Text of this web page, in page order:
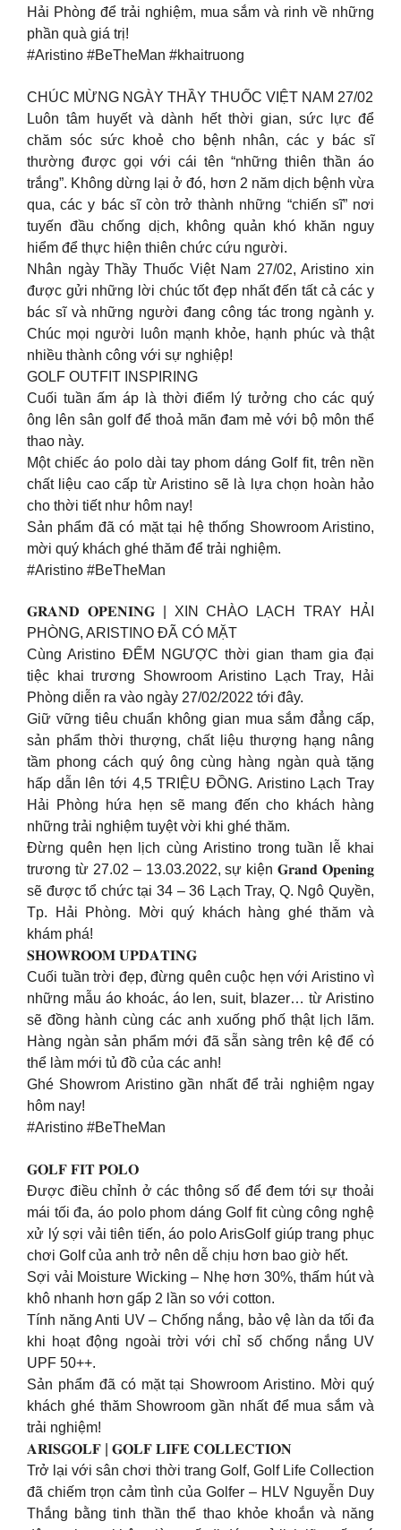
Hải Phòng để trải nghiệm, mua sắm và rinh về những
phần quà giá trị!
#Aristino #BeTheMan #khaitruong
CHÚC MỪNG NGÀY THẦY THUỐC VIỆT NAM 27/02
Luôn tâm huyết và dành hết thời gian, sức lực để
chăm sóc sức khoẻ cho bệnh nhân, các y bác sĩ
thường được gọi với cái tên “những thiên thần áo
trắng”. Không dừng lại ở đó, hơn 2 năm dịch bệnh vừa
qua, các y bác sĩ còn trở thành những “chiến sĩ” nơi
tuyến đầu chống dịch, không quản khó khăn nguy
hiểm để thực hiện thiên chức cứu người.
Nhân ngày Thầy Thuốc Việt Nam 27/02, Aristino xin
được gửi những lời chúc tốt đẹp nhất đến tất cả các y
bác sĩ và những người đang công tác trong ngành y.
Chúc mọi người luôn mạnh khỏe, hạnh phúc và thật
nhiều thành công với sự nghiệp!
GOLF OUTFIT INSPIRING
Cuối tuần ấm áp là thời điểm lý tưởng cho các quý
ông lên sân golf để thoả mãn đam mẻ với bộ môn thể
thao này.
Một chiếc áo polo dài tay phom dáng Golf fit, trên nền
chất liệu cao cấp từ Aristino sẽ là lựa chọn hoàn hảo
cho thời tiết như hôm nay!
Sản phẩm đã có mặt tại hệ thống Showroom Aristino,
mời quý khách ghé thăm để trải nghiệm.
#Aristino #BeTheMan
𝐆𝐑𝐀𝐍𝐃 𝐎𝐏𝐄𝐍𝐈𝐍𝐆 | XIN CHÀO LẠCH TRAY HẢI
PHÒNG, ARISTINO ĐÃ CÓ MẶT
Cùng Aristino ĐẾM NGƯỢC thời gian tham gia đại
tiệc khai trương Showroom Aristino Lạch Tray, Hải
Phòng diễn ra vào ngày 27/02/2022 tới đây.
Giữ vững tiêu chuẩn không gian mua sắm đẳng cấp,
sản phẩm thời thượng, chất liệu thượng hạng nâng
tầm phong cách quý ông cùng hàng ngàn quà tặng
hấp dẫn lên tới 4,5 TRIỆU ĐỒNG. Aristino Lạch Tray
Hải Phòng hứa hẹn sẽ mang đến cho khách hàng
những trải nghiệm tuyệt vời khi ghé thăm.
Đừng quên hẹn lịch cùng Aristino trong tuần lễ khai
trương từ 27.02 – 13.03.2022, sự kiện 𝐆𝐫𝐚𝐧𝐝 𝐎𝐩𝐞𝐧𝐢𝐧𝐠
sẽ được tổ chức tại 34 – 36 Lạch Tray, Q. Ngô Quyền,
Tp. Hải Phòng. Mời quý khách hàng ghé thăm và
khám phá!
𝐒𝐇𝐎𝐖𝐑𝐎𝐎𝐌 𝐔𝐏𝐃𝐀𝐓𝐈𝐍𝐆
Cuối tuần trời đẹp, đừng quên cuộc hẹn với Aristino vì
những mẫu áo khoác, áo len, suit, blazer… từ Aristino
sẽ đồng hành cùng các anh xuống phố thật lịch lãm.
Hàng ngàn sản phẩm mới đã sẵn sàng trên kệ để có
thể làm mới tủ đồ của các anh!
Ghé Showrom Aristino gần nhất để trải nghiệm ngay
hôm nay!
#Aristino #BeTheMan
𝐆𝐎𝐋𝐅 𝐅𝐈𝐓 𝐏𝐎𝐋𝐎
Được điều chỉnh ở các thông số để đem tới sự thoải
mái tối đa, áo polo phom dáng Golf fit cùng công nghệ
xử lý sợi vải tiên tiến, áo polo ArisGolf giúp trang phục
chơi Golf của anh trở nên dễ chịu hơn bao giờ hết.
Sợi vải Moisture Wicking – Nhẹ hơn 30%, thấm hút và
khô nhanh hơn gấp 2 lần so với cotton.
Tính năng Anti UV – Chống nắng, bảo vệ làn da tối đa
khi hoạt động ngoài trời với chỉ số chống nắng UV
UPF 50++.
Sản phẩm đã có mặt tại Showroom Aristino. Mời quý
khách ghé thăm Showroom gần nhất để mua sắm và
trải nghiệm!
𝐀𝐑𝐈𝐒𝐆𝐎𝐋𝐅 | 𝐆𝐎𝐋𝐅 𝐋𝐈𝐅𝐄 𝐂𝐎𝐋𝐋𝐄𝐂𝐓𝐈𝐎𝐍
Trở lại với sân chơi thời trang Golf, Golf Life Collection
đã chiếm trọn cảm tình của Golfer – HLV Nguyễn Duy
Thắng bằng tinh thần thể thao khỏe khoắn và năng